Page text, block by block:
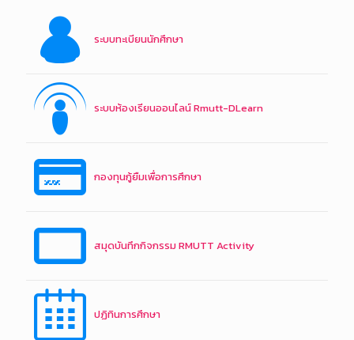
ระบบทะเบียนนักศึกษา
ระบบห้องเรียนออนไลน์ Rmutt-DLearn
กองทุนกู้ยืมเพื่อการศึกษา
สมุดบันทึกกิจกรรม RMUTT Activity
ปฏิทินการศึกษา